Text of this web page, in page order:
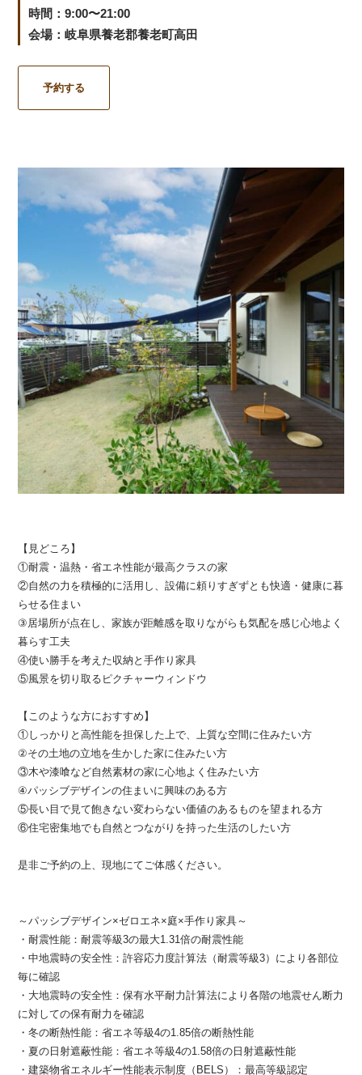
時間：9:00〜21:00
会場：岐阜県養老郡養老町高田
予約する
【見どころ】
①耐震・温熱・省エネ性能が最高クラスの家
②自然の力を積極的に活用し、設備に頼りすぎずとも快適・健康に暮
らせる住まい
③居場所が点在し、家族が距離感を取りながらも気配を感じ心地よく
暮らす工夫
④使い勝手を考えた収納と手作り家具
⑤風景を切り取るピクチャーウィンドウ
【このような方におすすめ】
①しっかりと高性能を担保した上で、上質な空間に住みたい方
②その土地の立地を生かした家に住みたい方
③木や漆喰など自然素材の家に心地よく住みたい方
④パッシブデザインの住まいに興味のある方
⑤長い目で見て飽きない変わらない価値のあるものを望まれる方
⑥住宅密集地でも自然とつながりを持った生活のしたい方
是非ご予約の上、現地にてご体感ください。
～パッシブデザイン×ゼロエネ×庭×手作り家具～
・耐震性能：耐震等級3の最大1.31倍の耐震性能
・中地震時の安全性：許容応力度計算法（耐震等級3）により各部位
毎に確認
・大地震時の安全性：保有水平耐力計算法により各階の地震せん断力
に対しての保有耐力を確認
・冬の断熱性能：省エネ等級4の1.85倍の断熱性能
・夏の日射遮蔽性能：省エネ等級4の1.58倍の日射遮蔽性能
・建築物省エネルギー性能表示制度（BELS）：最高等級認定